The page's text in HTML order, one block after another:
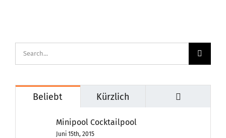
Suche
nach:
Beliebt Kürzlich
Minipool Cocktailpool
Juni 15th, 2015